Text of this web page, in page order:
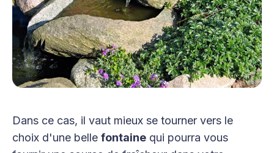
Dans ce cas, il vaut mieux se tourner vers le
choix d'une belle fontaine qui pourra vous